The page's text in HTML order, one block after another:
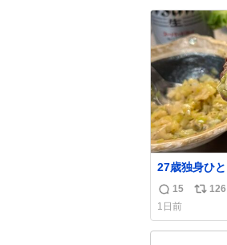
勇気を出し
ーラ美術館
数
ス
ト
数
27歳独身ひ
呑みながら
返
信
数
15
リ
ス
126
1日前